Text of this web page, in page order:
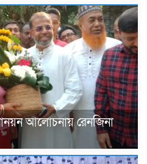
আলোচনায় রেনজিনা